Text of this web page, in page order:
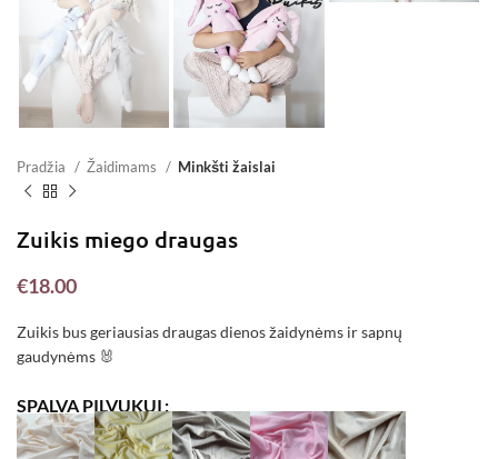
Pradžia Žaidimams Minkšti žaislai
Zuikis miego draugas
€18.00
Zuikis bus geriausias draugas dienos žaidynėms ir sapnų
gaudynėms 🐰
SPALVA PILVUKUI